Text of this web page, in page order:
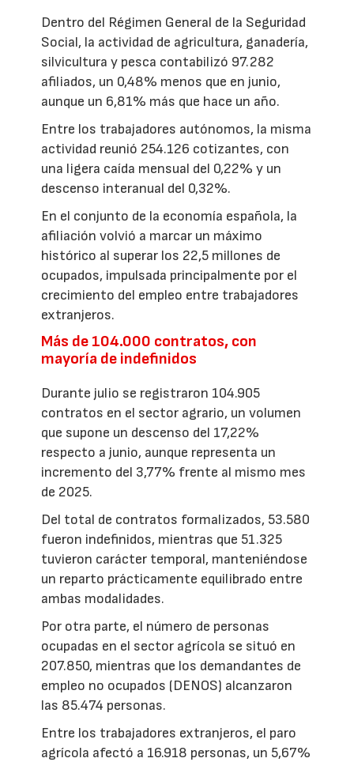
Dentro del Régimen General de la Seguridad
Social, la actividad de agricultura, ganadería,
silvicultura y pesca contabilizó 97.282
afiliados, un 0,48% menos que en junio,
aunque un 6,81% más que hace un año.
Entre los trabajadores autónomos, la misma
actividad reunió 254.126 cotizantes, con
una ligera caída mensual del 0,22% y un
descenso interanual del 0,32%.
En el conjunto de la economía española, la
afiliación volvió a marcar un máximo
histórico al superar los 22,5 millones de
ocupados, impulsada principalmente por el
crecimiento del empleo entre trabajadores
extranjeros.
Más de 104.000 contratos, con
mayoría de indefinidos
Durante julio se registraron 104.905
contratos en el sector agrario, un volumen
que supone un descenso del 17,22%
respecto a junio, aunque representa un
incremento del 3,77% frente al mismo mes
de 2025.
Del total de contratos formalizados, 53.580
fueron indefinidos, mientras que 51.325
tuvieron carácter temporal, manteniéndose
un reparto prácticamente equilibrado entre
ambas modalidades.
Por otra parte, el número de personas
ocupadas en el sector agrícola se situó en
207.850, mientras que los demandantes de
empleo no ocupados (DENOS) alcanzaron
las 85.474 personas.
Entre los trabajadores extranjeros, el paro
agrícola afectó a 16.918 personas, un 5,67%